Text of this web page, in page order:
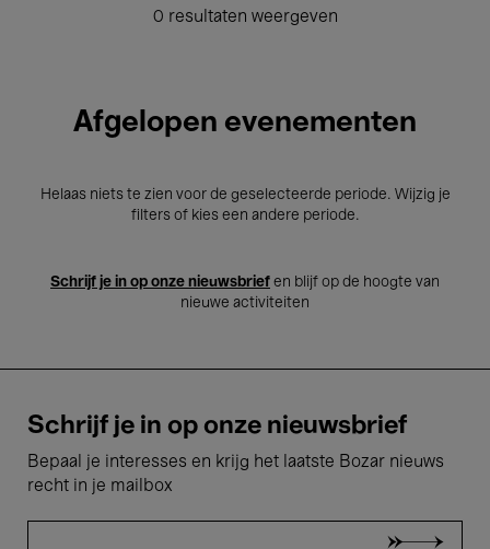
0 resultaten weergeven
Afgelopen evenementen
Helaas niets te zien voor de geselecteerde periode. Wijzig je
filters of kies een andere periode.
Schrijf je in op onze nieuwsbrief en blijf op de hoogte van
nieuwe activiteiten
Schrijf je in op onze nieuwsbrief
Bepaal je interesses en krijg het laatste Bozar nieuws
recht in je mailbox